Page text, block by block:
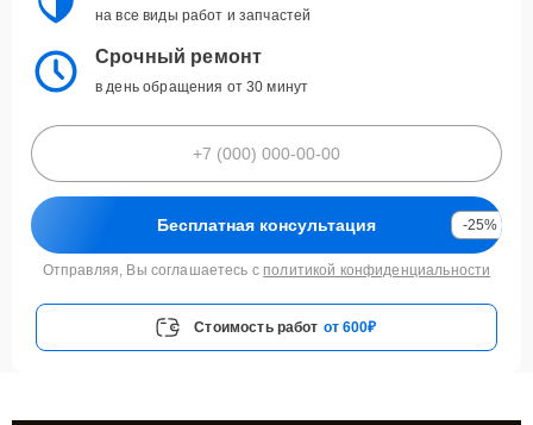
на все виды работ и запчастей
Срочный ремонт
в день обращения от 30 минут
Бесплатная консультация -25%
Отправляя, Вы соглашаетесь с политикой конфиденциальности
Стоимость работ от 600₽